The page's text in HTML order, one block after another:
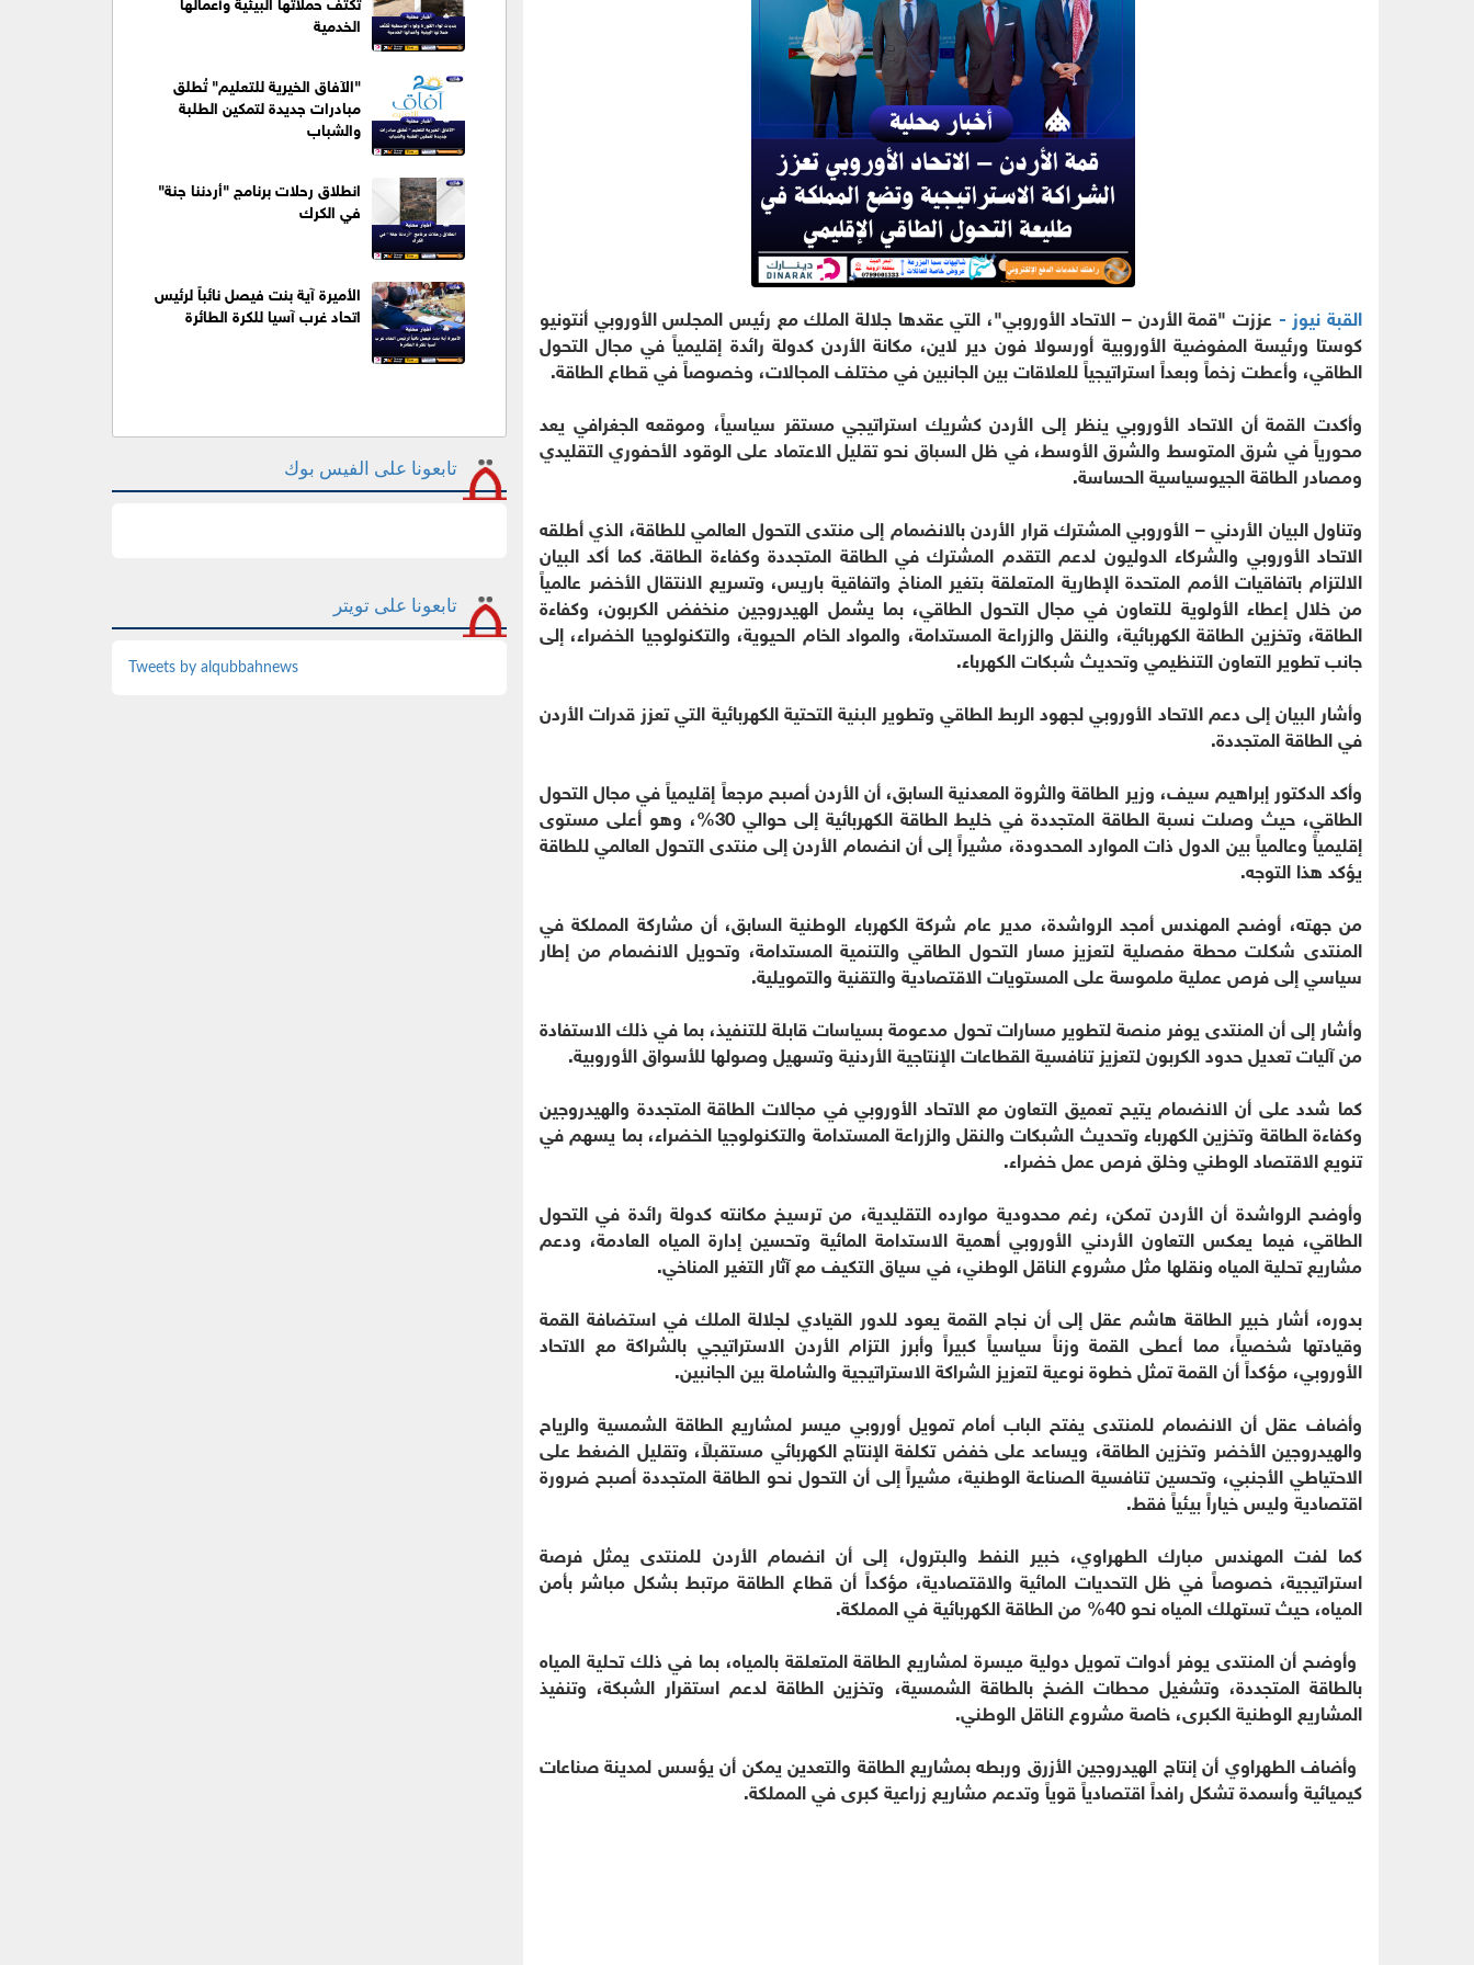
القبة نيوز - عززت "قمة الأردن – الاتحاد الأوروبي"، التي عقدها جلالة الملك مع رئيس المجلس الأوروبي أنتونيو
كوستا ورئيسة المفوضية الأوروبية أورسولا فون دير لاين، مكانة الأردن كدولة رائدة إقليمياً في مجال التحول
الطاقي، وأعطت زخماً وبعداً استراتيجياً للعلاقات بين الجانبين في مختلف المجالات، وخصوصاً في قطاع الطاقة.
وأكدت القمة أن الاتحاد الأوروبي ينظر إلى الأردن كشريك استراتيجي مستقر سياسياً، وموقعه الجغرافي يعد
محورياً في شرق المتوسط والشرق الأوسط، في ظل السباق نحو تقليل الاعتماد على الوقود الأحفوري التقليدي
ومصادر الطاقة الجيوسياسية الحساسة.
وتناول البيان الأردني – الأوروبي المشترك قرار الأردن بالانضمام إلى منتدى التحول العالمي للطاقة، الذي أطلقه
الاتحاد الأوروبي والشركاء الدوليون لدعم التقدم المشترك في الطاقة المتجددة وكفاءة الطاقة. كما أكد البيان
الالتزام باتفاقيات الأمم المتحدة الإطارية المتعلقة بتغير المناخ واتفاقية باريس، وتسريع الانتقال الأخضر عالمياً
من خلال إعطاء الأولوية للتعاون في مجال التحول الطاقي، بما يشمل الهيدروجين منخفض الكربون، وكفاءة
الطاقة، وتخزين الطاقة الكهربائية، والنقل والزراعة المستدامة، والمواد الخام الحيوية، والتكنولوجيا الخضراء، إلى
جانب تطوير التعاون التنظيمي وتحديث شبكات الكهرباء.
وأشار البيان إلى دعم الاتحاد الأوروبي لجهود الربط الطاقي وتطوير البنية التحتية الكهربائية التي تعزز قدرات الأردن
في الطاقة المتجددة.
وأكد الدكتور إبراهيم سيف، وزير الطاقة والثروة المعدنية السابق، أن الأردن أصبح مرجعاً إقليمياً في مجال التحول
الطاقي، حيث وصلت نسبة الطاقة المتجددة في خليط الطاقة الكهربائية إلى حوالي 30%، وهو أعلى مستوى
إقليمياً وعالمياً بين الدول ذات الموارد المحدودة، مشيراً إلى أن انضمام الأردن إلى منتدى التحول العالمي للطاقة
يؤكد هذا التوجه.
من جهته، أوضح المهندس أمجد الرواشدة، مدير عام شركة الكهرباء الوطنية السابق، أن مشاركة المملكة في
المنتدى شكلت محطة مفصلية لتعزيز مسار التحول الطاقي والتنمية المستدامة، وتحويل الانضمام من إطار
سياسي إلى فرص عملية ملموسة على المستويات الاقتصادية والتقنية والتمويلية.
وأشار إلى أن المنتدى يوفر منصة لتطوير مسارات تحول مدعومة بسياسات قابلة للتنفيذ، بما في ذلك الاستفادة
من آليات تعديل حدود الكربون لتعزيز تنافسية القطاعات الإنتاجية الأردنية وتسهيل وصولها للأسواق الأوروبية.
كما شدد على أن الانضمام يتيح تعميق التعاون مع الاتحاد الأوروبي في مجالات الطاقة المتجددة والهيدروجين
وكفاءة الطاقة وتخزين الكهرباء وتحديث الشبكات والنقل والزراعة المستدامة والتكنولوجيا الخضراء، بما يسهم في
تنويع الاقتصاد الوطني وخلق فرص عمل خضراء.
وأوضح الرواشدة أن الأردن تمكن، رغم محدودية موارده التقليدية، من ترسيخ مكانته كدولة رائدة في التحول
الطاقي، فيما يعكس التعاون الأردني الأوروبي أهمية الاستدامة المائية وتحسين إدارة المياه العادمة، ودعم
مشاريع تحلية المياه ونقلها مثل مشروع الناقل الوطني، في سياق التكيف مع آثار التغير المناخي.
بدوره، أشار خبير الطاقة هاشم عقل إلى أن نجاح القمة يعود للدور القيادي لجلالة الملك في استضافة القمة
وقيادتها شخصياً، مما أعطى القمة وزناً سياسياً كبيراً وأبرز التزام الأردن الاستراتيجي بالشراكة مع الاتحاد
الأوروبي، مؤكداً أن القمة تمثل خطوة نوعية لتعزيز الشراكة الاستراتيجية والشاملة بين الجانبين.
وأضاف عقل أن الانضمام للمنتدى يفتح الباب أمام تمويل أوروبي ميسر لمشاريع الطاقة الشمسية والرياح
والهيدروجين الأخضر وتخزين الطاقة، ويساعد على خفض تكلفة الإنتاج الكهربائي مستقبلاً، وتقليل الضغط على
الاحتياطي الأجنبي، وتحسين تنافسية الصناعة الوطنية، مشيراً إلى أن التحول نحو الطاقة المتجددة أصبح ضرورة
اقتصادية وليس خياراً بيئياً فقط.
كما لفت المهندس مبارك الطهراوي، خبير النفط والبترول، إلى أن انضمام الأردن للمنتدى يمثل فرصة
استراتيجية، خصوصاً في ظل التحديات المائية والاقتصادية، مؤكداً أن قطاع الطاقة مرتبط بشكل مباشر بأمن
المياه، حيث تستهلك المياه نحو 40% من الطاقة الكهربائية في المملكة.
وأوضح أن المنتدى يوفر أدوات تمويل دولية ميسرة لمشاريع الطاقة المتعلقة بالمياه، بما في ذلك تحلية المياه
بالطاقة المتجددة، وتشغيل محطات الضخ بالطاقة الشمسية، وتخزين الطاقة لدعم استقرار الشبكة، وتنفيذ
المشاريع الوطنية الكبرى، خاصة مشروع الناقل الوطني.
وأضاف الطهراوي أن إنتاج الهيدروجين الأزرق وربطه بمشاريع الطاقة والتعدين يمكن أن يؤسس لمدينة صناعات
كيميائية وأسمدة تشكل رافداً اقتصادياً قوياً وتدعم مشاريع زراعية كبرى في المملكة.
الخدمية
"الآفاق الخيرية للتعليم" تُطلق
مبادرات جديدة لتمكين الطلبة
والشباب
انطلاق رحلات برنامج "أردننا جنة"
في الكرك
الأميرة آية بنت فيصل نائباً لرئيس
اتحاد غرب آسيا للكرة الطائرة
تابعونا على الفيس بوك
تابعونا على تويتر
Tweets by alqubbahnews